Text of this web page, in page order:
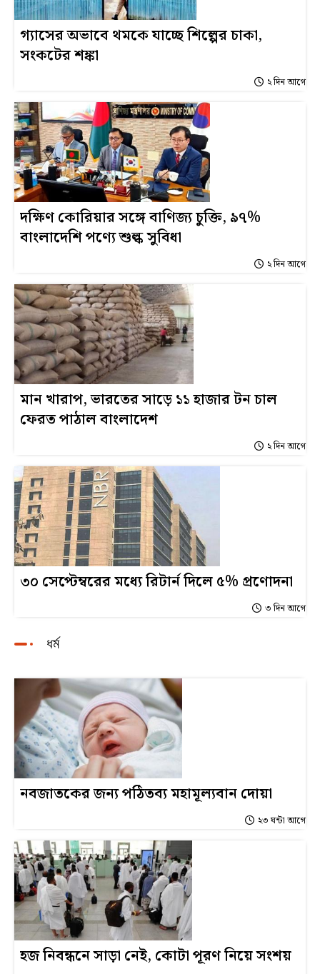
গ্যাসের অভাবে থমকে যাচ্ছে শিল্পের চাকা,
সংকটের শঙ্কা
২ দিন আগে
দক্ষিণ কোরিয়ার সঙ্গে বাণিজ্য চুক্তি, ৯৭%
বাংলাদেশি পণ্যে শুল্ক সুবিধা
২ দিন আগে
মান খারাপ, ভারতের সাড়ে ১১ হাজার টন চাল
ফেরত পাঠাল বাংলাদেশ
২ দিন আগে
৩০ সেপ্টেম্বরের মধ্যে রিটার্ন দিলে ৫% প্রণোদনা
৩ দিন আগে
ধর্ম
নবজাতকের জন্য পঠিতব্য মহামূল্যবান দোয়া
২৩ ঘন্টা আগে
হজ নিবন্ধনে সাড়া নেই, কোটা পূরণ নিয়ে সংশয়